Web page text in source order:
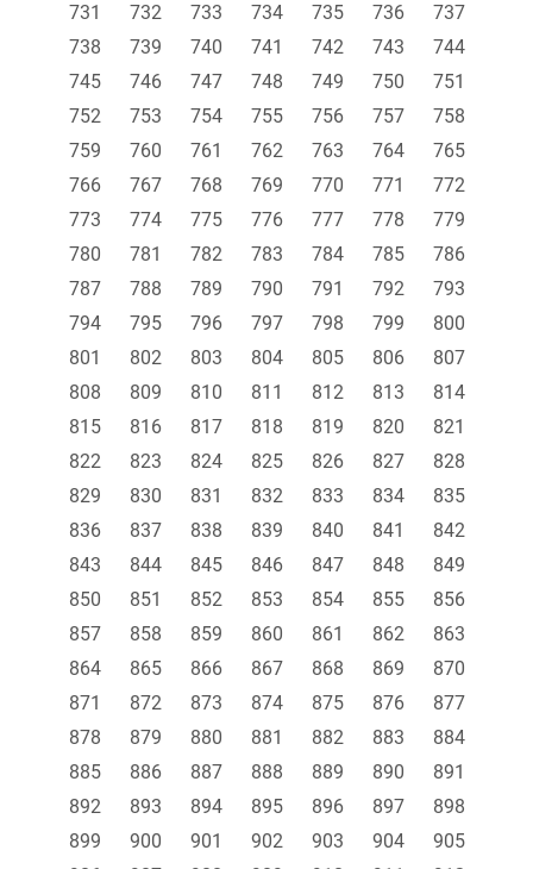
731
732 733 734 735 736
737
738
739 740 741 742 743
744
745
746 747 748 749 750
751
752
753 754 755 756 757
758
759
760 761 762 763 764
765
766
767 768 769 770 771
772
773
774 775 776 777 778
779
780
781 782 783 784 785
786
787
788 789 790 791 792
793
794
795 796 797 798 799
800
801
802 803 804 805 806
807
808
809 810 811 812 813
814
815
816 817 818 819 820
821
822
823 824 825 826 827
828
829
830 831 832 833 834
835
836
837 838 839 840 841
842
843
844 845 846 847 848
849
850
851 852 853 854 855
856
857
858 859 860 861 862
863
864
865 866 867 868 869
870
871
872 873 874 875 876
877
878
879 880 881 882 883
884
885
886 887 888 889 890
891
892
893 894 895 896 897
898
899
900 901 902 903 904
905